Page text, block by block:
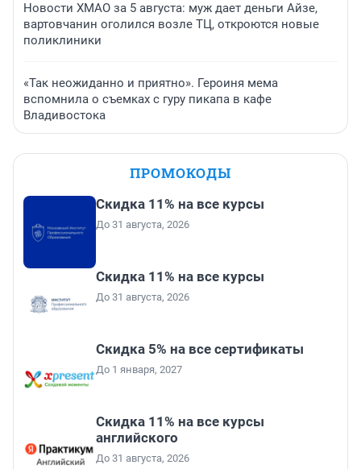
Новости ХМАО за 5 августа: муж дает деньги Айзе,
вартовчанин оголился возле ТЦ, откроются новые
поликлиники
«Так неожиданно и приятно». Героиня мема
вспомнила о съемках с гуру пикапа в кафе
Владивостока
ПРОМОКОДЫ
Скидка 11% на все курсы
До 31 августа, 2026
Скидка 11% на все курсы
До 31 августа, 2026
Скидка 5% на все сертификаты
До 1 января, 2027
Скидка 11% на все курсы
английского
До 31 августа, 2026